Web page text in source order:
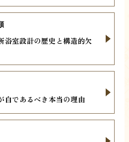
浴室設計の歴史と構造的欠
白であるべき本当の理由